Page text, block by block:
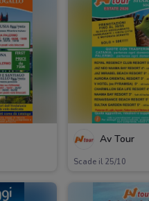
Av Tour
Scade il 25/10